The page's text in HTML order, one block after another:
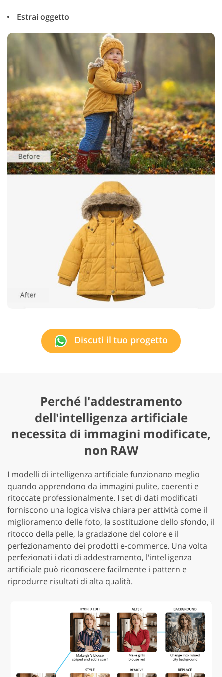
Estrai oggetto
Discuti il tuo progetto
Perché l'addestramento
dell'intelligenza artificiale
necessita di immagini modificate,
non RAW
I modelli di intelligenza artificiale funzionano meglio
quando apprendono da immagini pulite, coerenti e
ritoccate professionalmente. I set di dati modificati
forniscono una logica visiva chiara per attività come il
miglioramento delle foto, la sostituzione dello sfondo, il
ritocco della pelle, la gradazione del colore e il
perfezionamento dei prodotti e-commerce. Una volta
perfezionati i dati di addestramento, l'intelligenza
artificiale può riconoscere facilmente i pattern e
riprodurre risultati di alta qualità.